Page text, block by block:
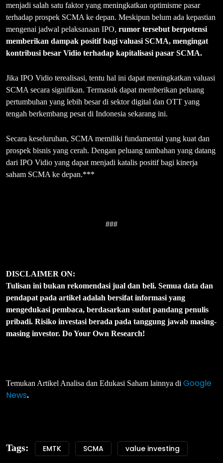
menjadi salah satu faktor yang meningkatkan optimisme pasar
terhadap prospek SCMA ke depan. Meskipun belum ada kepastian
mengenai jadwal pelaksanaan IPO, rumor tersebut berpotensi
memberikan dampak positif bagi valuasi SCMA, mengingat
kontribusi besar Vidio terhadap kapitalisasi pasar SCMA.
Jika IPO Vidio terealisasi, tentu hal ini dapat meningkatkan valuasi
SCMA secara signifikan. Termasuk dapat memberikan peluang
pertumbuhan yang lebih besar di sektor digital dan OTT yang
tengah berkembang pesat di Indonesia sekarang ini.
Secara keseluruhan, SCMA memiliki fundamental yang kuat dan
prospek bisnis yang cerah. Dengan peluang tambahan yang datang
dari IPO Vidio yang dapat menjadi katalis positif bagi kinerja
saham SCMA ke depan.***
###
DISCLAIMER ON:
Tulisan ini bukan rekomendasi jual dan beli. Semua data dan
pendapat pada artikel adalah bersifat informasi yang
mengedukasi pembaca, berdasarkan sudut pandang penulis
pribadi. Risiko investasi berada pada tanggung jawab masing-
masing investor. Do Your Own Research!
Temukan Artikel Analisa dan Edukasi Saham lainnya di Google
News.
Tags: EMTK SCMA value investing